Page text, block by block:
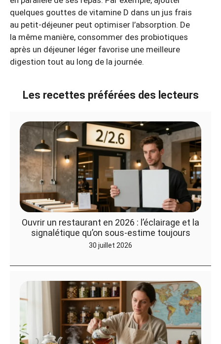
quelques gouttes de vitamine D dans un jus frais
au petit-déjeuner peut optimiser l’absorption. De
la même manière, consommer des probiotiques
après un déjeuner léger favorise une meilleure
digestion tout au long de la journée.
Les recettes préférées des lecteurs
Ouvrir un restaurant en 2026 : l’éclairage et la
signalétique qu’on sous-estime toujours
30 juillet 2026